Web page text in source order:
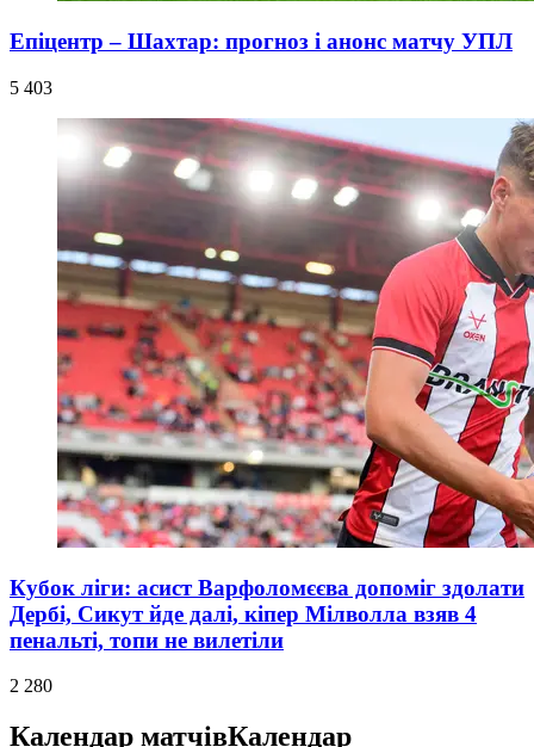
Епіцентр – Шахтар: прогноз і анонс матчу УПЛ
5 403
Кубок ліги: асист Варфоломєєва допоміг здолати
Дербі, Сикут йде далі, кіпер Мілволла взяв 4
пенальті, топи не вилетіли
2 280
Календар матчівКалендар